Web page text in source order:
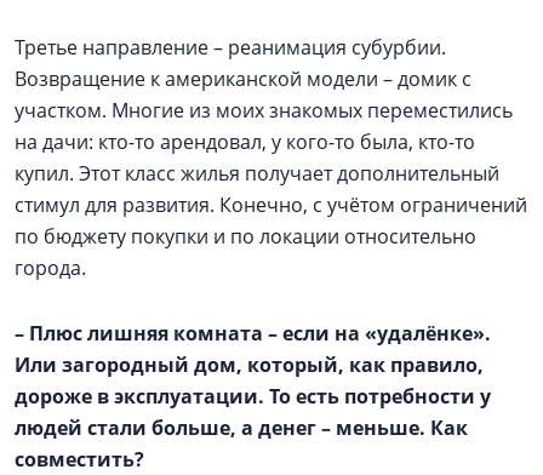
Третье направление – реанимация субурбии.
Возвращение к американской модели – домик с
участком. Многие из моих знакомых переместились
на дачи: кто-то арендовал, у кого-то была, кто-то
купил. Этот класс жилья получает дополнительный
стимул для развития. Конечно, с учётом ограничений
по бюджету покупки и по локации относительно
города.
– Плюс лишняя комната – если на «удалёнке».
Или загородный дом, который, как правило,
дороже в эксплуатации. То есть потребности у
людей стали больше, а денег – меньше. Как
совместить?